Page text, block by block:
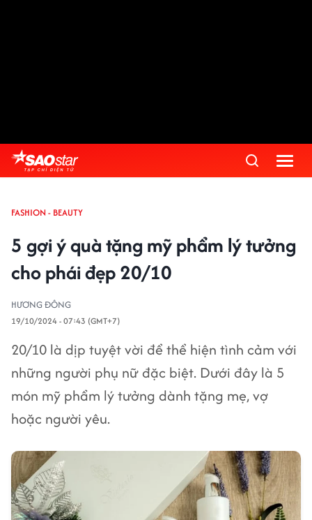
FASHION - BEAUTY
5 gợi ý quà tặng mỹ phẩm lý tưởng
cho phái đẹp 20/10
HƯƠNG ĐÔNG
19/10/2024 - 07:43 (GMT+7)
20/10 là dịp tuyệt vời để thể hiện tình cảm với
những người phụ nữ đặc biệt. Dưới đây là 5
món mỹ phẩm lý tưởng dành tặng mẹ, vợ
hoặc người yêu.